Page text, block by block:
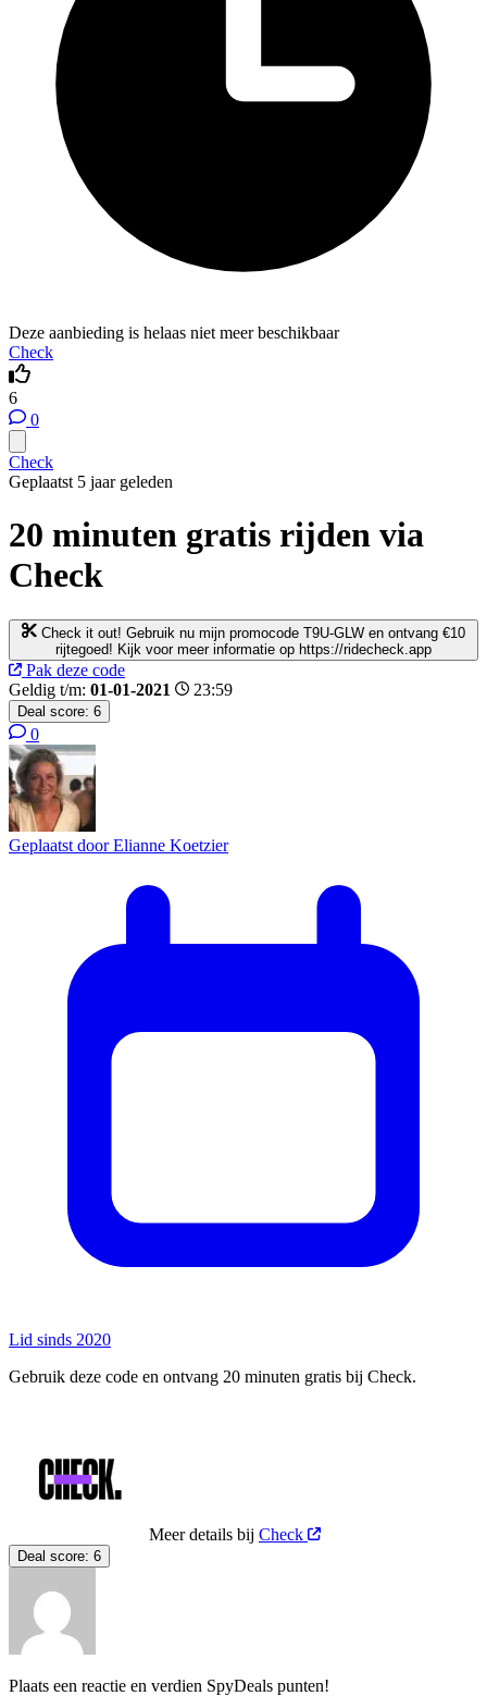
Deze aanbieding is helaas niet meer beschikbaar
Check
6
0
Check
Geplaatst 5 jaar geleden
20 minuten gratis rijden via
Check
rijtegoed! Kijk voor meer informatie op https://ridecheck.app
Pak deze code
Geldig t/m: 01-01-2021 23:59
Deal score: 6
0
Geplaatst doorElianne Koetzier
Lid sinds 2020
Gebruik deze code en ontvang 20 minuten gratis bij Check.
Meer details bij Check
Deal score: 6
Plaats een reactie en verdien SpyDeals punten!